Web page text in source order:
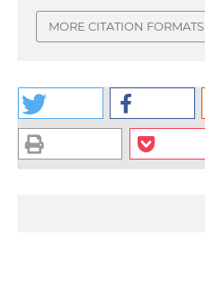
MORE CITATION FORMATS